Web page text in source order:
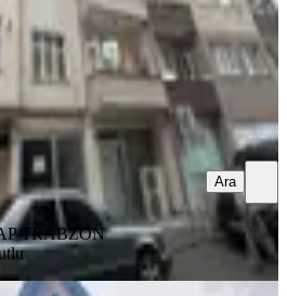
İbrahim Mutlu
TRABZON
Ara